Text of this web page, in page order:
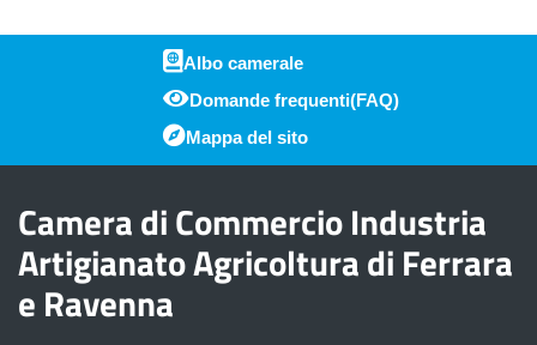
Piè di pagina
Albo camerale
Domande frequenti(FAQ)
Mappa del sito
Camera di Commercio Industria
Artigianato Agricoltura di Ferrara
e Ravenna